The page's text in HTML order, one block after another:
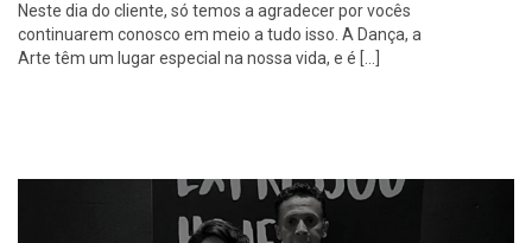
Neste dia do cliente, só temos a agradecer por vocês
continuarem conosco em meio a tudo isso. A Dança, a
Arte têm um lugar especial na nossa vida, e é […]